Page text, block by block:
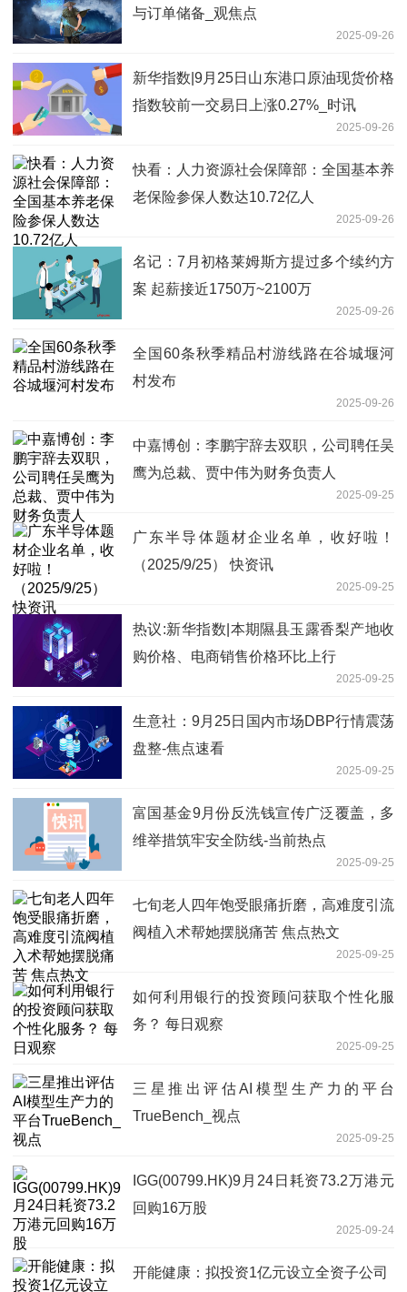
与订单储备_观焦点
2025-09-26
新华指数|9月25日山东港口原油现货价格
指数较前一交易日上涨0.27%_时讯
2025-09-26
快看：人力资源社会保障部：全国基本养
老保险参保人数达10.72亿人
2025-09-26
名记：7月初格莱姆斯方提过多个续约方
案 起薪接近1750万~2100万
2025-09-26
全国60条秋季精品村游线路在谷城堰河
村发布
2025-09-26
中嘉博创：李鹏宇辞去双职，公司聘任吴
鹰为总裁、贾中伟为财务负责人
2025-09-25
广东半导体题材企业名单，收好啦！
（2025/9/25） 快资讯
2025-09-25
热议:新华指数|本期隰县玉露香梨产地收
购价格、电商销售价格环比上行
2025-09-25
生意社：9月25日国内市场DBP行情震荡
盘整-焦点速看
2025-09-25
富国基金9月份反洗钱宣传广泛覆盖，多
维举措筑牢安全防线-当前热点
2025-09-25
七旬老人四年饱受眼痛折磨，高难度引流
阀植入术帮她摆脱痛苦 焦点热文
2025-09-25
如何利用银行的投资顾问获取个性化服
务？ 每日观察
2025-09-25
三星推出评估AI模型生产力的平台
TrueBench_视点
2025-09-25
IGG(00799.HK)9月24日耗资73.2万港元
回购16万股
2025-09-24
开能健康：拟投资1亿元设立全资子公司